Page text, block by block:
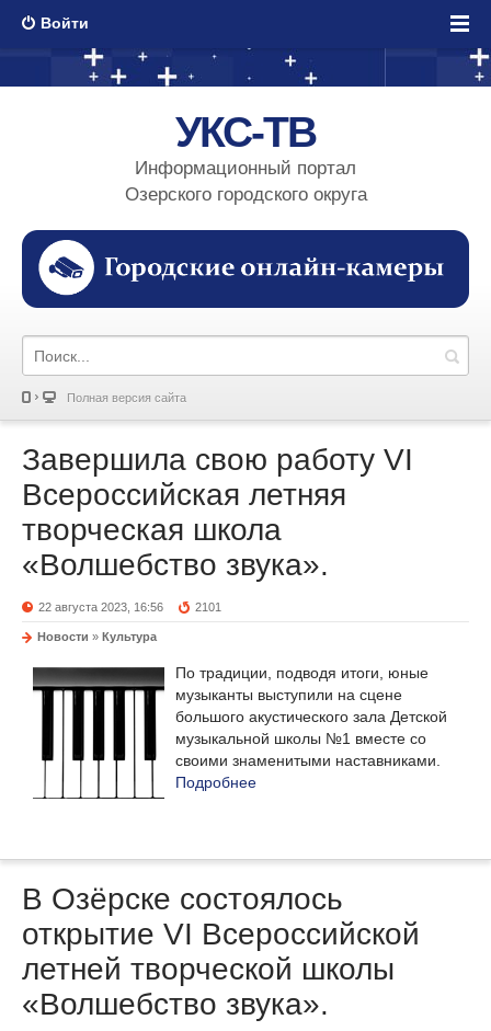
Войти
УКС-ТВ
Информационный портал
Озерского городского округа
Полная версия сайта
Завершила свою работу VI
Всероссийская летняя
творческая школа
«Волшебство звука».
22 августа 2023, 16:56 2101
Новости » Культура
По традиции, подводя итоги, юные
музыканты выступили на сцене
большого акустического зала Детской
музыкальной школы №1 вместе со
своими знаменитыми наставниками.
Подробнее
В Озёрске состоялось
открытие VI Всероссийской
летней творческой школы
«Волшебство звука».